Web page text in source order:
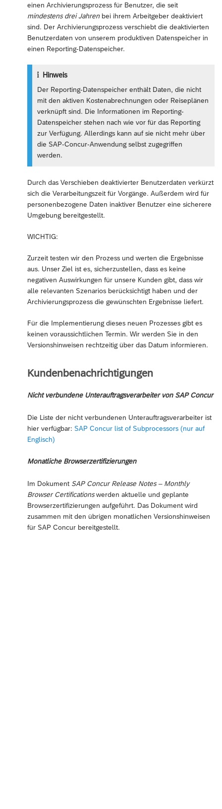
einen Archivierungsprozess für Benutzer, die seit
mindestens drei Jahrenbei ihrem Arbeitgeber deaktiviert
sind. Der Archivierungsprozess verschiebt die deaktivierten
Benutzerdaten von unserem produktiven Datenspeicher in
einen Reporting-Datenspeicher.
Hinweis
Der Reporting-Datenspeicher enthält Daten, die nicht
mit den aktiven Kostenabrechnungen oder Reiseplänen
verknüpft sind. Die Informationen im Reporting-
Datenspeicher stehen nach wie vor für das Reporting
zur Verfügung. Allerdings kann auf sie nicht mehr über
die SAP-Concur-Anwendung selbst zugegriffen
werden.
Durch das Verschieben deaktivierter Benutzerdaten verkürzt
sich die Verarbeitungszeit für Vorgänge. Außerdem wird für
personenbezogene Daten inaktiver Benutzer eine sicherere
Umgebung bereitgestellt.
WICHTIG:
Zurzeit testen wir den Prozess und werten die Ergebnisse
aus. Unser Ziel ist es, sicherzustellen, dass es keine
negativen Auswirkungen für unsere Kunden gibt, dass wir
alle relevanten Szenarios berücksichtigt haben und der
Archivierungsprozess die gewünschten Ergebnisse liefert.
Für die Implementierung dieses neuen Prozesses gibt es
keinen voraussichtlichen Termin. Wir werden Sie in den
Versionshinweisen rechtzeitig über das Datum informieren.
Kundenbenachrichtigungen
Nicht verbundene Unterauftragsverarbeiter von SAP Concur
Die Liste der nicht verbundenen Unterauftragsverarbeiter ist
hier verfügbar: SAP Concur list of Subprocessors (nur auf
Englisch)
Monatliche Browserzertifizierungen
Im Dokument SAP Concur Release Notes – Monthly
Browser Certificationswerden aktuelle und geplante
Browserzertifizierungen aufgeführt. Das Dokument wird
zusammen mit den übrigen monatlichen Versionshinweisen
für SAP Concur bereitgestellt.